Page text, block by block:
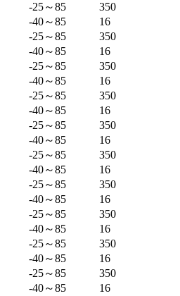
-25～85
350
-40～85
16
-25～85
350
-40～85
16
-25～85
350
-40～85
16
-25～85
350
-40～85
16
-25～85
350
-40～85
16
-25～85
350
-40～85
16
-25～85
350
-40～85
16
-25～85
350
-40～85
16
-25～85
350
-40～85
16
-25～85
350
-40～85
16